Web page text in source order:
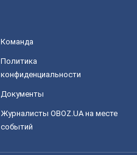
Команда
Политика
конфиденциальности
Документы
Журналисты OBOZ.UA на месте
событий